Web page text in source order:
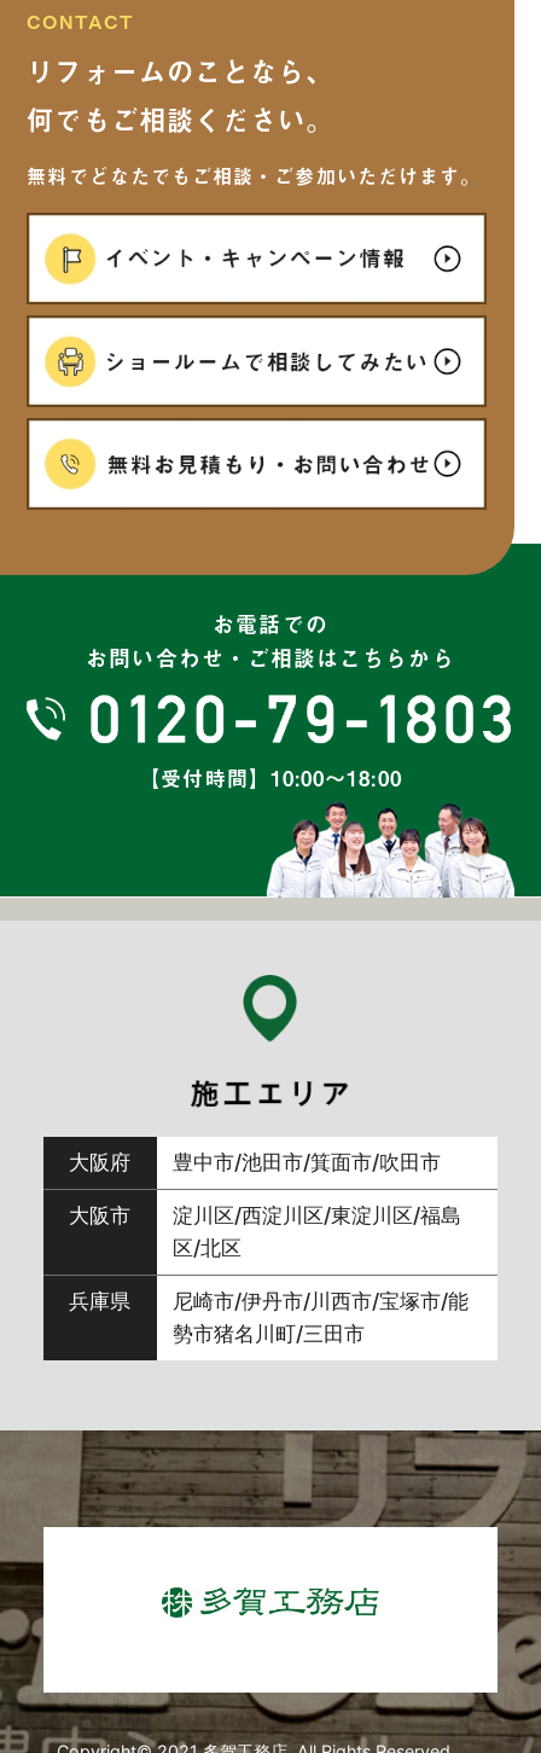
2025年8月 (13)
2025年7月(5)
2025年5月
2025年4月(7)
2025年3月
2025年2月 (6)
2024年5月(3)
2024年4月(5)
2024年3月(9)
2024年2月(8)
2024年1月 (5)
2023年12月(10)
2023年11月
2023年10月
2023年9月(7)
CONTACT
リフォームのことなら、
何でもご相談ください。
無料でどなたでもご相談・ご参加いただけます。
お電話での
お問い合わせ・ご相談はこちらから
【受付時間】10:00～18:00
大阪府 豊中市/池田市/箕面市/吹田市
大阪市
淀川区/西淀川区/東淀川区/福島
区/北区
兵庫県
尼崎市/伊丹市/川西市/宝塚市/能
勢市猪名川町/三田市